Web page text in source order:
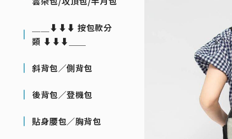
＿＿⬇⬇⬇ 按包款分
類 ⬇⬇⬇＿＿
斜背包／側背包
後背包／登機包
貼身腰包／胸背包